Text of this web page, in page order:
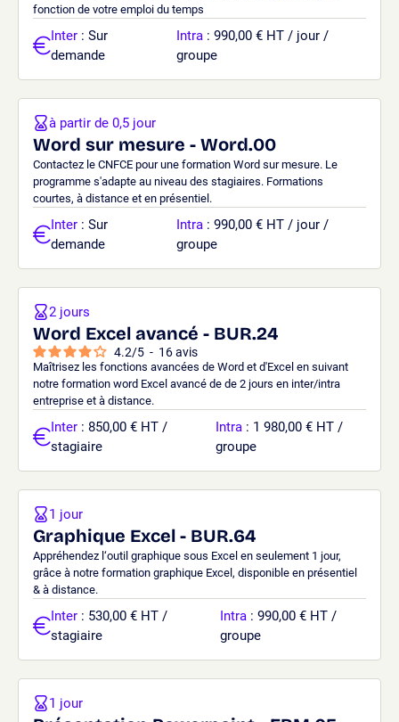
fonction de votre emploi du temps
Inter : Sur
demande
Intra: 990,00 € HT / jour /
groupe
Word sur mesure - Word.00
Contactez le CNFCE pour une formation Word sur mesure. Le
programme s'adapte au niveau des stagiaires. Formations
courtes, à distance et en présentiel.
à partir de 0,5 jour
Inter : Sur
demande
Intra: 990,00 € HT / jour /
groupe
Word Excel avancé - BUR.24
4.2/5 - 16avis
Maîtrisez les fonctions avancées de Word et d'Excel en suivant
notre formation word Excel avancé de de 2 jours en inter/intra
entreprise et à distance.
2 jours
Inter : 850,00 € HT /
stagiaire
Intra : 1 980,00 € HT /
groupe
Graphique Excel - BUR.64
Appréhendez l‘outil graphique sous Excel en seulement 1 jour,
grâce à notre formation graphique Excel, disponible en présentiel
& à distance.
1 jour
Inter : 530,00 € HT /
stagiaire
Intra : 990,00 € HT /
groupe
1 jour